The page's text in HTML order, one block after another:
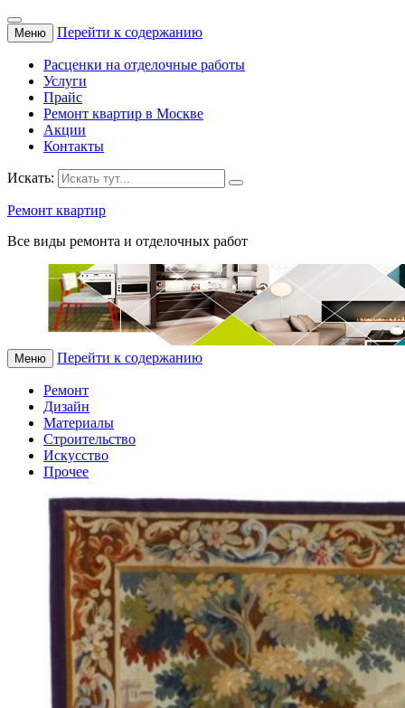
Меню Перейти к содержанию
Расценки на отделочные работы
Услуги
Прайс
Ремонт квартир в Москве
Акции
Контакты
Искать:
Ремонт квартир
Все виды ремонта и отделочных работ
Меню Перейти к содержанию
Ремонт
Дизайн
Материалы
Строительство
Искусство
Прочее